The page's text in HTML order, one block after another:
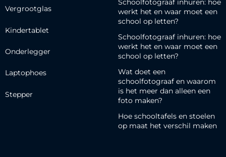
Vergrootglas
Kindertablet
Onderlegger
Laptophoes
Stepper
Schoolfotograaf inhuren: hoe
werkt het en waar moet een
school op letten?
Schoolfotograaf inhuren: hoe
werkt het en waar moet een
school op letten?
Wat doet een
schoolfotograaf en waarom
is het meer dan alleen een
foto maken?
Hoe schooltafels en stoelen
op maat het verschil maken